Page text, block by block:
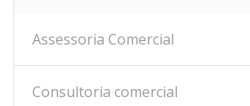
Assessoria Comercial
Consultoria comercial